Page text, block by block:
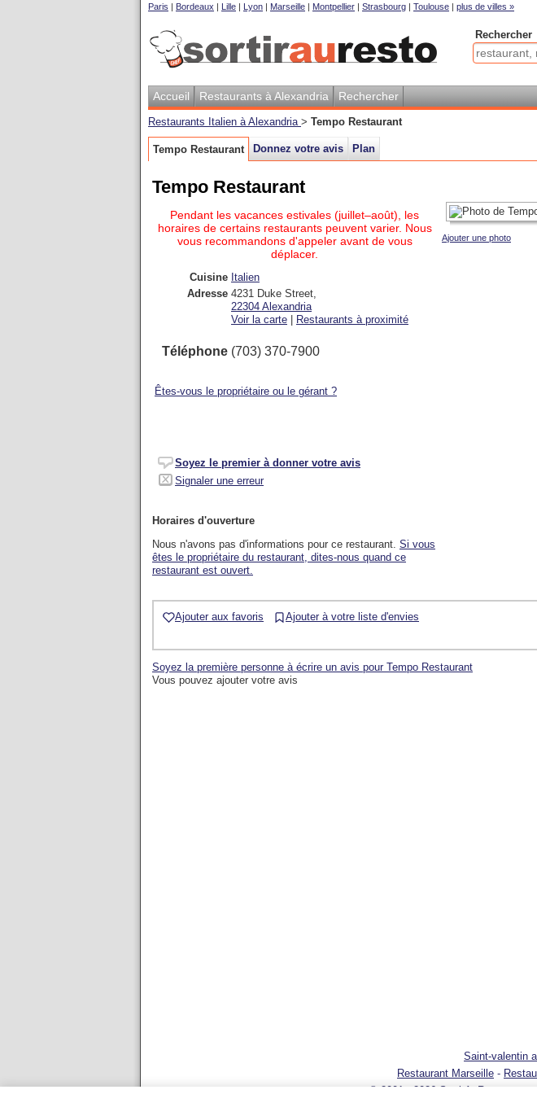
Paris | Bordeaux | Lille | Lyon | Marseille | Montpellier | Strasbourg | Toulouse | plus de villes »
Rechercher
Accueil Restaurants à Alexandria Rechercher
Restaurants Italien à Alexandria > Tempo Restaurant
Tempo Restaurant Donnez votre avis Plan
Tempo Restaurant
Ajouter une photo
Pendant les vacances estivales (juillet–août), les
horaires de certains restaurants peuvent varier. Nous
vous recommandons d'appeler avant de vous
déplacer.
Cuisine Italien
Adresse 4231 Duke Street,
22304 Alexandria
Voir la carte
Restaurants à proximité
Téléphone (703) 370-7900
Êtes-vous le propriétaire ou le gérant ?
Soyez le premier à donner votre avis
Signaler une erreur
Horaires d'ouverture
Nous n'avons pas d'informations pour ce restaurant. Si vous
êtes le propriétaire du restaurant, dites-nous quand ce
restaurant est ouvert.
Ajouter aux favoris Ajouter à votre liste d'envies
Soyez la première personne à écrire un avis pour Tempo Restaurant
Vous pouvez ajouter votre avis
Saint-valentin
Restaurant Marseille -
© 2001 - 2026 SortirAuResto.com